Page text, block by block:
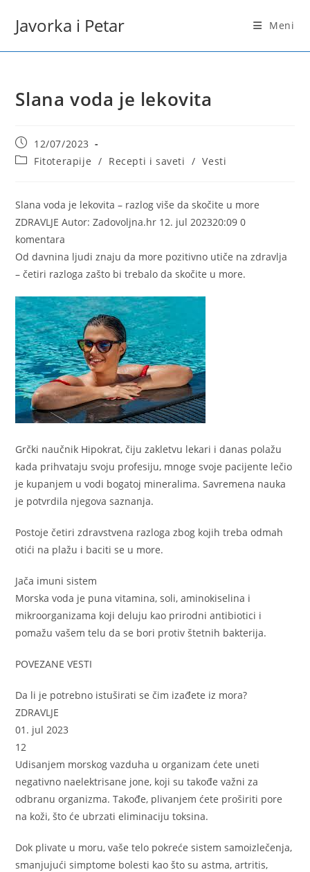
Javorka i Petar Meni
Slana voda je lekovita
Post
published:
12/07/2023
PostFitoterapije / Recepti i saveti / Vesti
Slana voda je lekovita – razlog više da skočite u more
ZDRAVLJE Autor: Zadovoljna.hr 12. jul 202320:09 0
komentara
Od davnina ljudi znaju da more pozitivno utiče na zdravlja
– četiri razloga zašto bi trebalo da skočite u more.
Grčki naučnik Hipokrat, čiju zakletvu lekari i danas polažu
kada prihvataju svoju profesiju, mnoge svoje pacijente lečio
je kupanjem u vodi bogatoj mineralima. Savremena nauka
je potvrdila njegova saznanja.
Postoje četiri zdravstvena razloga zbog kojih treba odmah
otići na plažu i baciti se u more.
Jača imuni sistem
Morska voda je puna vitamina, soli, aminokiselina i
mikroorganizama koji deluju kao prirodni antibiotici i
pomažu vašem telu da se bori protiv štetnih bakterija.
POVEZANE VESTI
Da li je potrebno istuširati se čim izađete iz mora?
ZDRAVLJE
01. jul 2023
12
Udisanjem morskog vazduha u organizam ćete uneti
negativno naelektrisane jone, koji su takođe važni za
odbranu organizma. Takođe, plivanjem ćete proširiti pore
na koži, što će ubrzati eliminaciju toksina.
Dok plivate u moru, vaše telo pokreće sistem samoizlečenja,
smanjujući simptome bolesti kao što su astma, artritis,